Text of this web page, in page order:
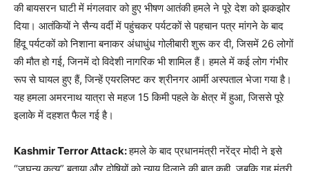
की बायसरन घाटी में मंगलवार को हुए भीषण आतंकी हमले ने पूरे देश को झकझोर
दिया। आतंकियों ने सैन्य वर्दी में पहुंचकर पर्यटकों से पहचान पत्र मांगने के बाद
हिंदू पर्यटकों को निशाना बनाकर अंधाधुंध गोलीबारी शुरू कर दी, जिसमें 26 लोगों
की मौत हो गई, जिनमें दो विदेशी नागरिक भी शामिल हैं। हमले में कई लोग गंभीर
रूप से घायल हुए हैं, जिन्हें एयरलिफ्ट कर श्रीनगर आर्मी अस्पताल भेजा गया है।
यह हमला अमरनाथ यात्रा से महज 15 किमी पहले के क्षेत्र में हुआ, जिससे पूरे
इलाके में दहशत फैल गई है।
Kashmir Terror Attack:हमले के बाद प्रधानमंत्री नरेंद्र मोदी ने इसे